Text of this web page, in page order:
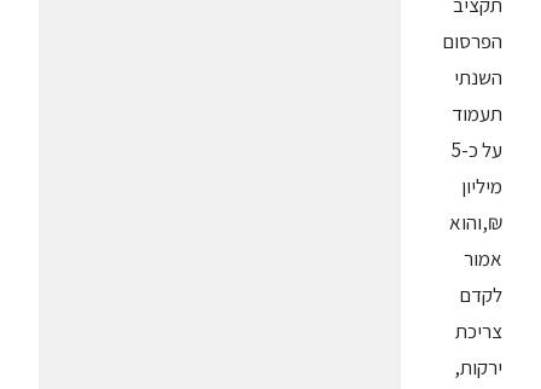
הפרסום
השנתי
תעמוד
על כ-5
מיליון
₪,והוא
אמור
לקדם
צריכת
ירקות,